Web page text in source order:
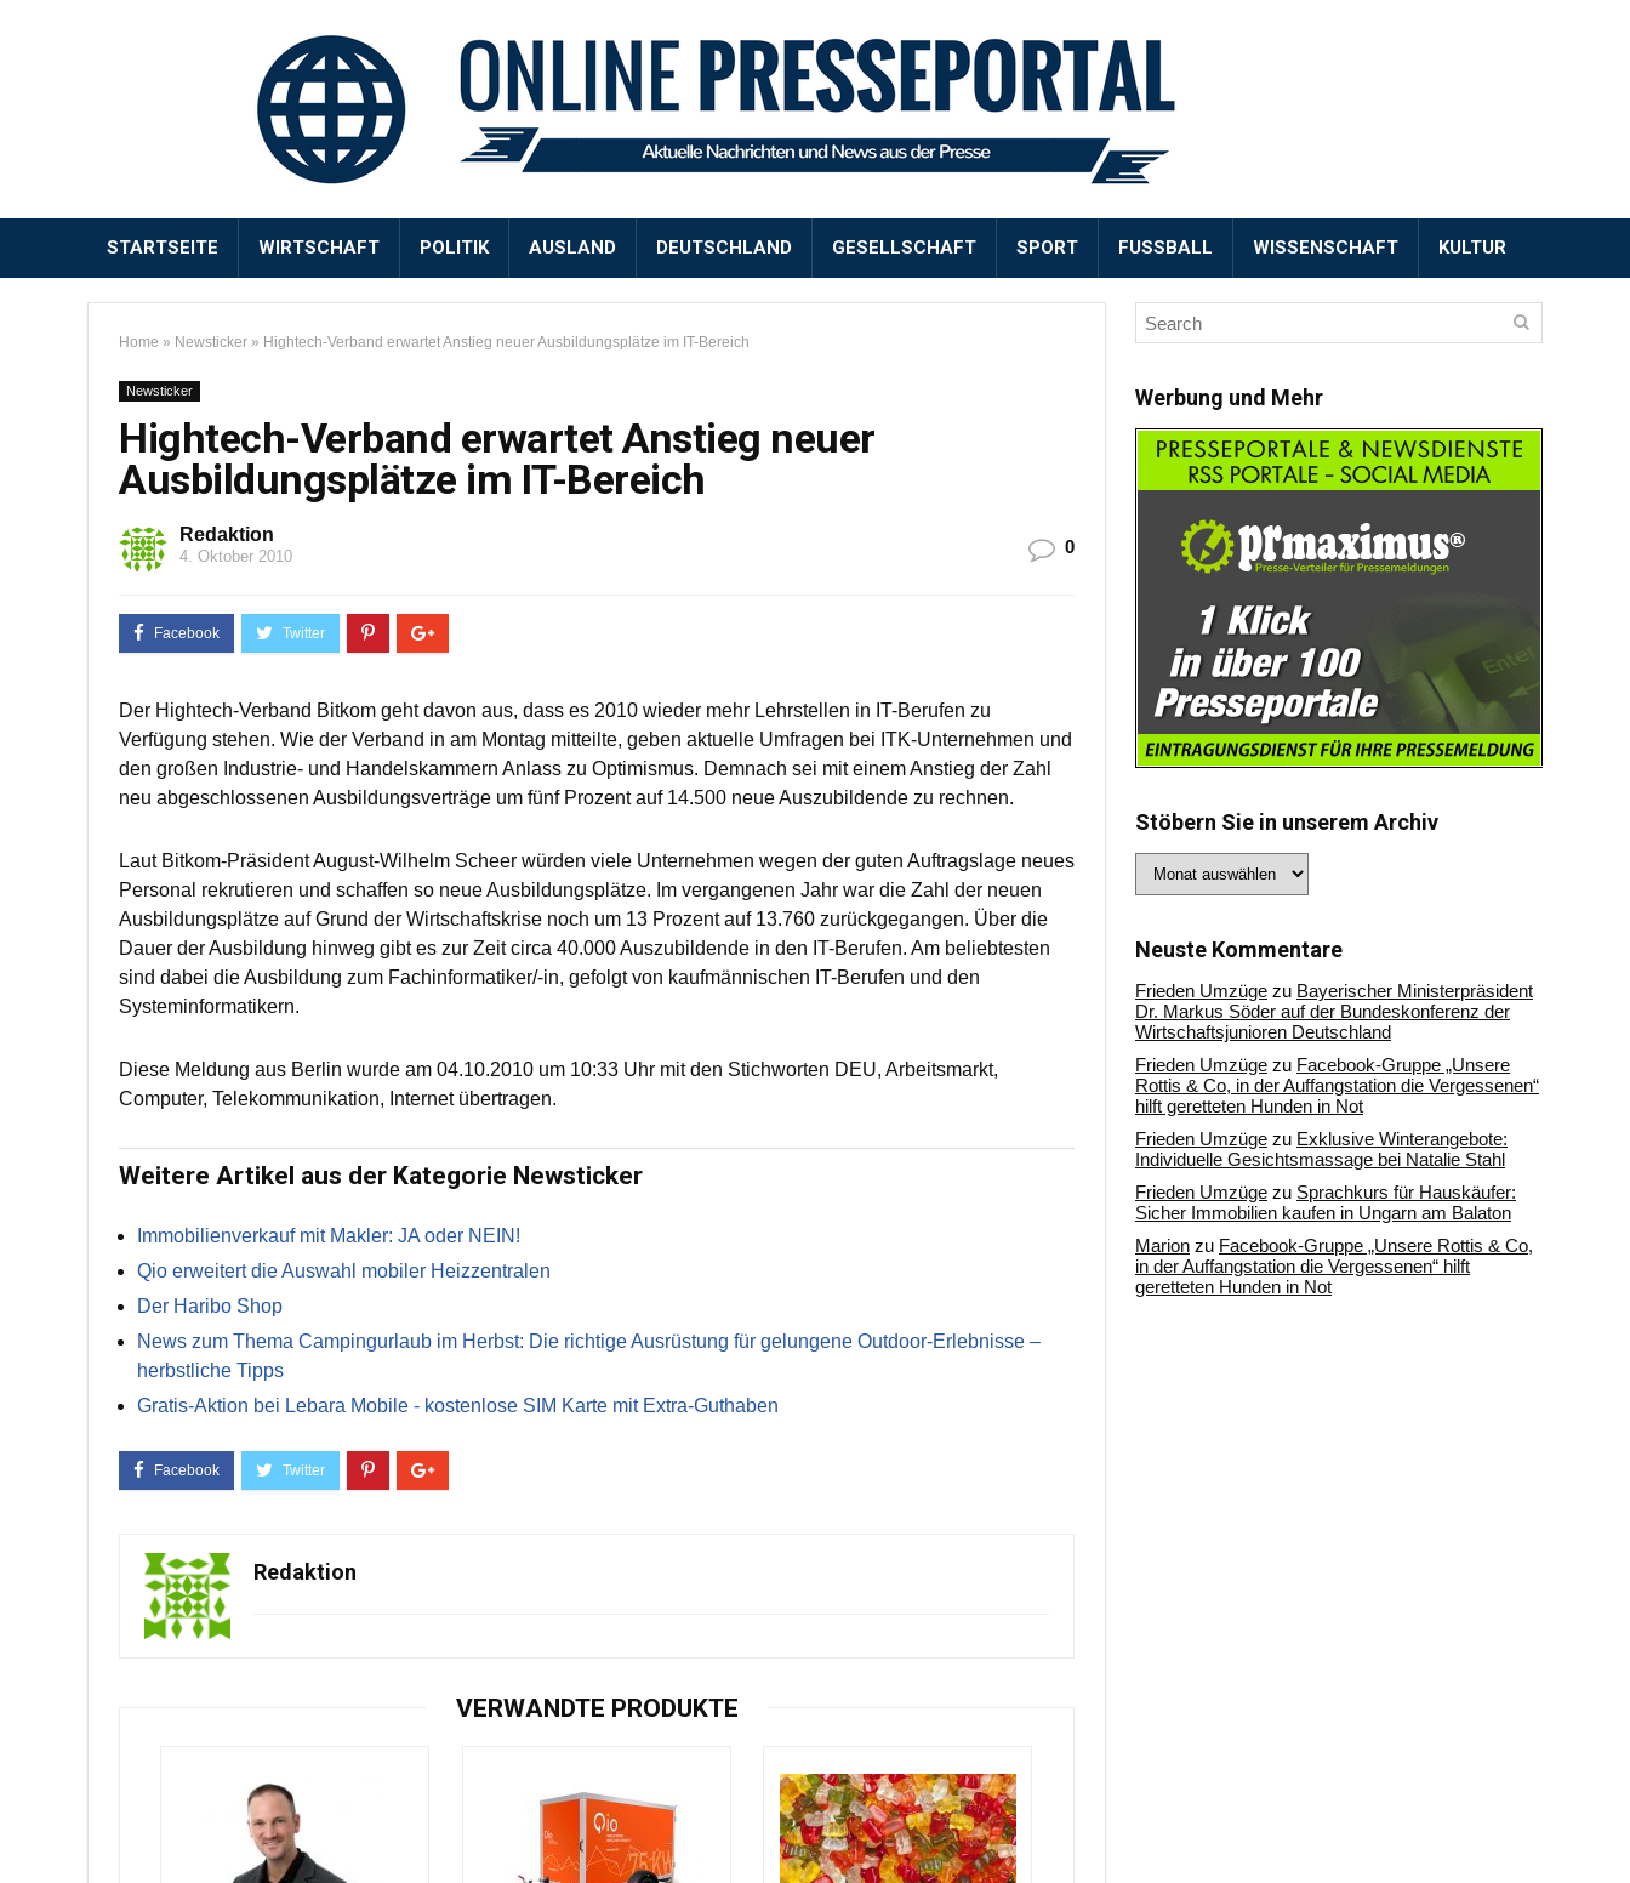
STARTSEITE WIRTSCHAFT POLITIK AUSLAND DEUTSCHLAND GESELLSCHAFT SPORT FUSSBALL WISSENSCHAFT KULTUR
Home » Newsticker » Hightech-Verband erwartet Anstieg neuer Ausbildungsplätze im IT-Bereich
Newsticker
Hightech-Verband erwartet Anstieg neuer
Ausbildungsplätze im IT-Bereich
Redaktion
4. Oktober 2010 0
Der Hightech-Verband Bitkom geht davon aus, dass es 2010 wieder mehr Lehrstellen in IT-Berufen zu
Verfügung stehen. Wie der Verband in am Montag mitteilte, geben aktuelle Umfragen bei ITK-Unternehmen und
den großen Industrie- und Handelskammern Anlass zu Optimismus. Demnach sei mit einem Anstieg der Zahl
neu abgeschlossenen Ausbildungsverträge um fünf Prozent auf 14.500 neue Auszubildende zu rechnen.
Laut Bitkom-Präsident August-Wilhelm Scheer würden viele Unternehmen wegen der guten Auftragslage neues
Personal rekrutieren und schaffen so neue Ausbildungsplätze. Im vergangenen Jahr war die Zahl der neuen
Ausbildungsplätze auf Grund der Wirtschaftskrise noch um 13 Prozent auf 13.760 zurückgegangen. Über die
Dauer der Ausbildung hinweg gibt es zur Zeit circa 40.000 Auszubildende in den IT-Berufen. Am beliebtesten
sind dabei die Ausbildung zum Fachinformatiker/-in, gefolgt von kaufmännischen IT-Berufen und den
Systeminformatikern.
Diese Meldung aus Berlin wurde am 04.10.2010 um 10:33 Uhr mit den Stichworten DEU, Arbeitsmarkt,
Computer, Telekommunikation, Internet übertragen.
Weitere Artikel aus der Kategorie Newsticker
Immobilienverkauf mit Makler: JA oder NEIN!
Qio erweitert die Auswahl mobiler Heizzentralen
Der Haribo Shop
News zum Thema Campingurlaub im Herbst: Die richtige Ausrüstung für gelungene Outdoor-Erlebnisse –
herbstliche Tipps
Gratis-Aktion bei Lebara Mobile - kostenlose SIM Karte mit Extra-Guthaben
Redaktion
VERWANDTE PRODUKTE
Werbung und Mehr
Stöbern Sie in unserem Archiv
Sie
Archiv
Neuste Kommentare
Frieden Umzüge zu Bayerischer Ministerpräsident
Dr. Markus Söder auf der Bundeskonferenz der
Wirtschaftsjunioren Deutschland
Frieden Umzüge zu Facebook-Gruppe „Unsere
Rottis & Co, in der Auffangstation die Vergessenen“
hilft geretteten Hunden in Not
Frieden Umzüge zu Exklusive Winterangebote:
Individuelle Gesichtsmassage bei Natalie Stahl
Frieden Umzüge zu Sprachkurs für Hauskäufer:
Sicher Immobilien kaufen in Ungarn am Balaton
Marion zu Facebook-Gruppe „Unsere Rottis & Co,
in der Auffangstation die Vergessenen“ hilft
geretteten Hunden in Not